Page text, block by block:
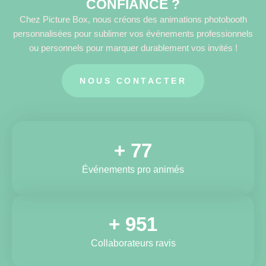
CONFIANCE ?
Chez Picture Box, nous créons des animations photobooth
personnalisées pour sublimer vos événements professionnels
ou personnels pour marquer durablement vos invités !
NOUS CONTACTER
+ 119
Événements pro animés
+ 1,484
Collaborateurs ravis